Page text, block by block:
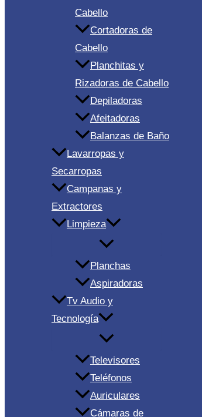
Cabello
Cortadoras de
Cabello
Planchitas y
Rizadoras de Cabello
Depiladoras
Afeitadoras
Balanzas de Baño
Lavarropas y
Secarropas
Campanas y
Extractores
Limpieza
Planchas
Aspiradoras
Tv Audio y
Tecnología
Televisores
Teléfonos
Auriculares
Cámaras de